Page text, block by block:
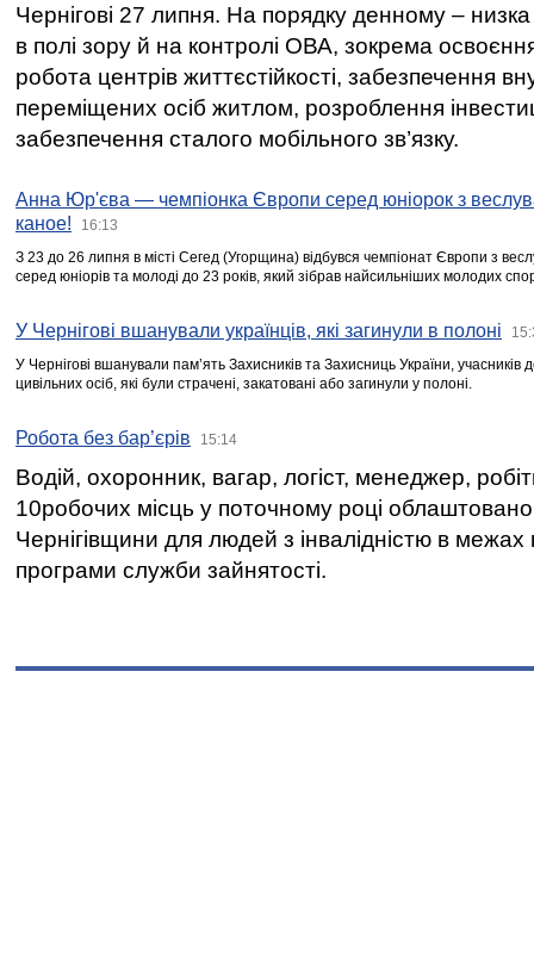
Чернігові 27 липня. На порядку денному –
в полі зору й на контролі ОВА, зокрема освоєння
робота центрів життєстійкості, забезпечення
переміщених осіб житлом, розроблення
забезпечення сталого мобільного зв’язку.
Анна Юр'єва — чемпіонка Європи серед юніорок з
каное!
16:13
З 23 до 26 липня в місті Сегед (Угорщина) відбувся чемпіонат Європи з
серед юніорів та молоді до 23 років, який зібрав найсильніших молодих
У Чернігові вшанували українців, які загинули в полоні
У Чернігові вшанували пам’ять Захисників та Захисниць України,
цивільних осіб, які були страчені, закатовані або загинули у полоні.
Робота без бар’єрів 15:14
Водій, охоронник, вагар, логіст, менеджер,
10робочих місць у поточному році
Чернігівщини для людей з інвалідністю в межах
програми служби зайнятості.